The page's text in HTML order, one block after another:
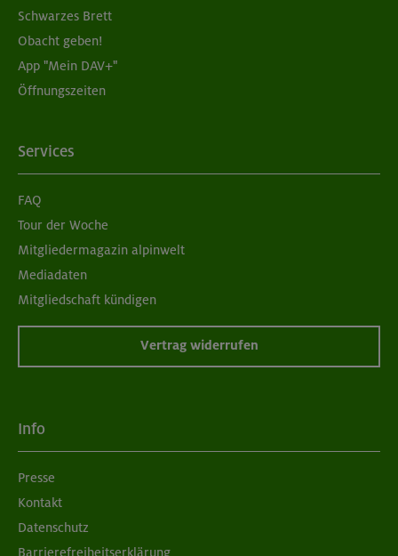
Schwarzes Brett
Obacht geben!
App "Mein DAV+"
Öffnungszeiten
Services
FAQ
Tour der Woche
Mitgliedermagazin alpinwelt
Mediadaten
Mitgliedschaft kündigen
Vertrag widerrufen
Info
Presse
Kontakt
Datenschutz
Barrierefreiheitserklärung